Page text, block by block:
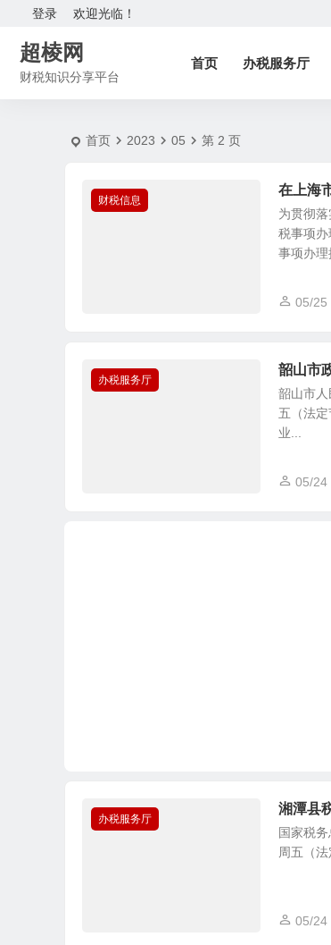
20235 月 | 超棱网欢迎光临！
登录
超棱网
财税知识分享平台
首页 办税服务厅
首页 2023 05 第 2 页
财税信息
在上海
为贯彻
税事项
事项办理
05/25
办税服务厅
韶山市
韶山市
五（法
业...
05/24
办税服务厅
湘潭县
国家税
周五（
05/24